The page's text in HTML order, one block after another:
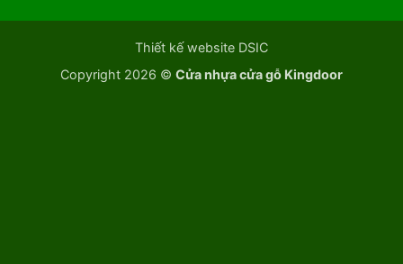
Thiết kế website DSIC
Copyright 2026 © Cửa nhựa cửa gỗ Kingdoor